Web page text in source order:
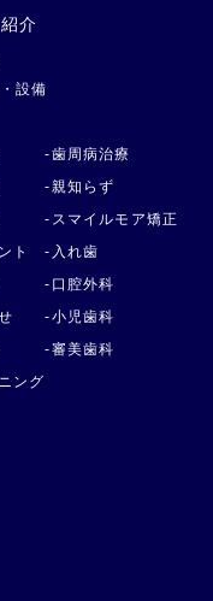
介
設備
ト
ング
-歯周病治療
-親知らず
-スマイルモア矯正
-入れ歯
-口腔外科
-小児歯科
-審美歯科